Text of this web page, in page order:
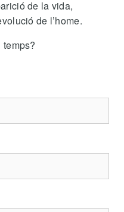
de la vida,
de l’home.